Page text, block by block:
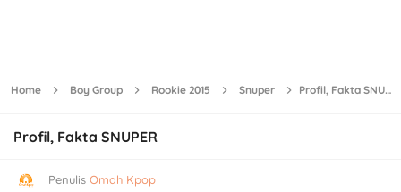
Home Boy Group Rookie 2015 Snuper Profil, Fakta SNUPER
Profil, Fakta SNUPER
Penulis Omah Kpop